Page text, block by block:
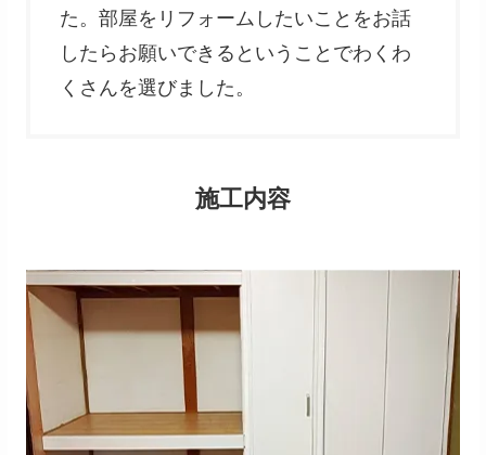
た。部屋をリフォームしたいことをお話
したらお願いできるということでわくわ
くさんを選びました。
施工内容